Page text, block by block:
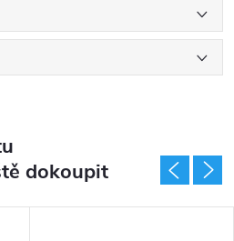
dokoupit